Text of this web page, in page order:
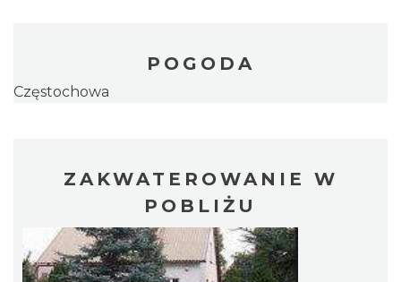
POGODA
Częstochowa
ZAKWATEROWANIE W
POBLIŻU